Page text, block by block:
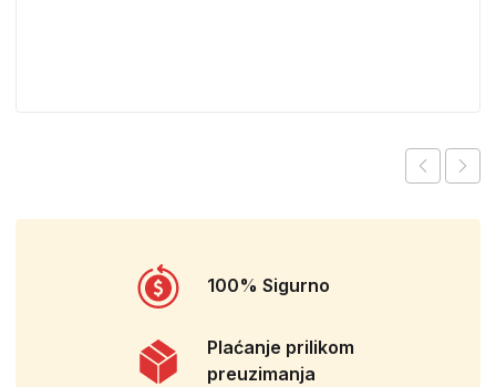
100% Sigurno
Plaćanje prilikom
preuzimanja